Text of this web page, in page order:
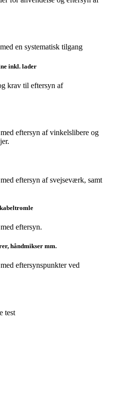
en systematisk tilgang
inkl. lader
krav til eftersyn af
eftersyn af vinkelslibere og
eftersyn af svejseværk, samt
eftersyn.
håndmikser mm.
eftersynspunkter ved
test